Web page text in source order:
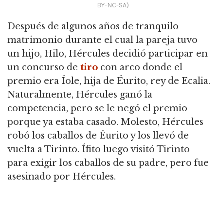
BY-NC-SA)
Después de algunos años de tranquilo
matrimonio durante el cual la pareja tuvo
un hijo, Hilo, Hércules decidió participar en
un concurso de tiro con arco donde el
premio era Íole, hija de Éurito, rey de Ecalia.
Naturalmente, Hércules ganó la
competencia, pero se le negó el premio
porque ya estaba casado. Molesto, Hércules
robó los caballos de Éurito y los llevó de
vuelta a Tirinto. Ífito luego visitó Tirinto
para exigir los caballos de su padre, pero fue
asesinado por Hércules.